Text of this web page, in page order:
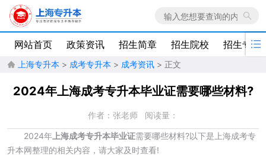
网站首页 政策资讯 招生简章 招生院校 招生专业

 上海专升本 > 成考专升本 > 成考资讯 > 正文
2024年上海成考专升本毕业证需要哪些材料?
作者：张老师 阅读量：
2024年 上海成考专升本毕业证需要哪些材料?以下是上海成考专
升本网整理的相关内容，请大家及时查看!